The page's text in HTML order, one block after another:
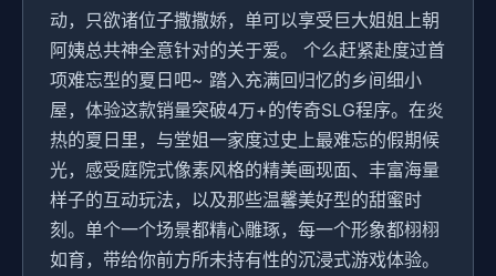
动，只欲诸位子撒撒娇，单可以享受巨大姐姐上朝
阿姨总共神全意针对的关于爱。 个么赶紧赴度过首
项难忘型的夏日吧~ 踏入充满回归忆的乡间细小
屋，体验这款销量突破4万+的传奇SLG程序。在炎
热的夏日里，与堂姐一家度过史上最难忘的假期候
光，感受庭院式像素风格的精美画现面、丰富海量
样子的互动玩法，以及那些温馨美好型的甜蜜时
刻。单个一个场景都精心雕琢，每一个形象都栩栩
如育，带给你前方所未持有性的沉浸式游戏体验。